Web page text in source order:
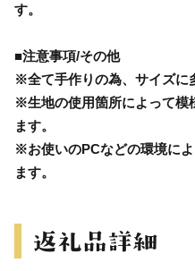
す。
■注意事項/その他
※全て手作りの為、サイズに
※生地の使用箇所によって模
ます。
※お使いのPCなどの環境に
ます。